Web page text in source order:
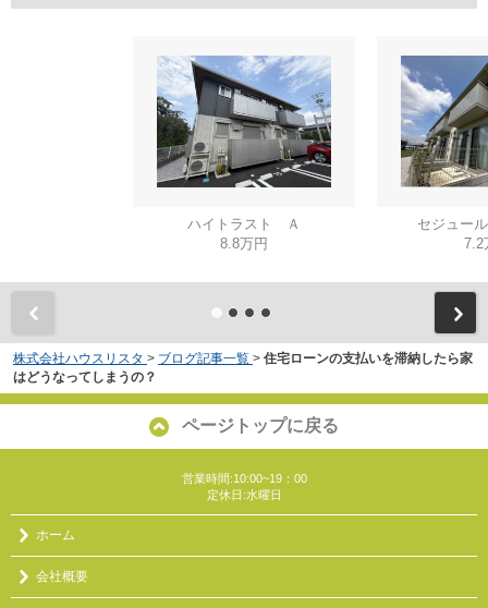
ハイトラスト Ａ
8.8万円
セジュー
7.2
株式会社ハウスリスタ > ブログ記事一覧 > 住宅ローンの支払いを滞納したら家
はどうなってしまうの？
ページトップに戻る
営業時間:10:00~19：00
定休日:水曜日
ホーム
会社概要